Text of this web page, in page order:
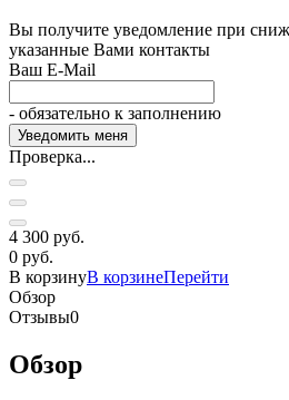
Вы получите уведомление при
указанные Вами контакты
Ваш E-Mail
- обязательно к заполнению
Проверка...
4 300 руб.
0 руб.
В корзинуВ корзинеПерейти
Обзор
Отзывы0
Обзор